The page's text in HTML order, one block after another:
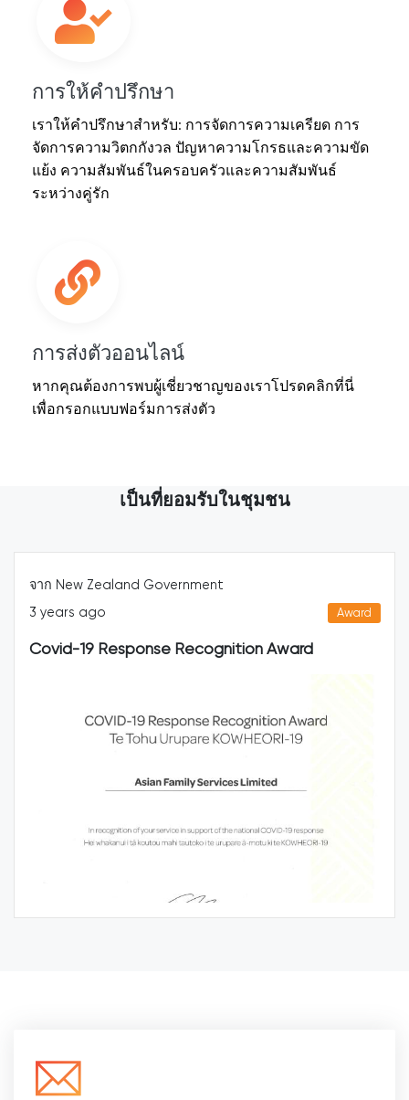
การให้คำปรึกษา
เราให้คำปรึกษาสำหรับ: การจัดการความเครียด การ
จัดการความวิตกกังวล ปัญหาความโกรธและความขัด
แย้ง ความสัมพันธ์ในครอบครัวและความสัมพันธ์
ระหว่างคู่รัก
การส่งตัวออนไลน์
หากคุณต้องการพบผู้เชี่ยวชาญของเราโปรดคลิกที่นี่
เพื่อกรอกแบบฟอร์มการส่งตัว
เป็นที่ยอมรับในชุมชน
Award Outstanding work